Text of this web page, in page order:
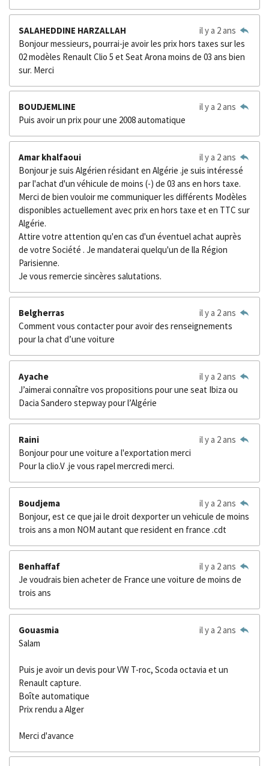
SALAHEDDINE HARZALLAH
il y a 2 ans
Bonjour messieurs, pourrai-je avoir les prix hors taxes sur les
02 modèles Renault Clio 5 et Seat Arona moins de 03 ans bien
sur. Merci
BOUDJEMLINE
il y a 2 ans
Puis avoir un prix pour une 2008 automatique
Amar khalfaoui
il y a 2 ans
Bonjour je suis Algérien résidant en Algérie .je suis intéressé
par l'achat d'un véhicule de moins (-) de 03 ans en hors taxe.
Merci de bien vouloir me communiquer les différents Modèles
disponibles actuellement avec prix en hors taxe et en TTC sur
Algérie.
Attire votre attention qu'en cas d'un éventuel achat auprès
de votre Société . Je mandaterai quelqu'un de lla Région
Parisienne.
Je vous remercie sincères salutations.
Belgherras
il y a 2 ans
Comment vous contacter pour avoir des renseignements
pour la chat d’une voiture
Ayache
il y a 2 ans
J’aimerai connaître vos propositions pour une seat Ibiza ou
Dacia Sandero stepway pour l’Algérie
Raini
il y a 2 ans
Bonjour pour une voiture a l'exportation merci
Pour la clio.V .je vous rapel mercredi merci.
Boudjema
il y a 2 ans
Bonjour, est ce que jai le droit dexporter un vehicule de moins
trois ans a mon NOM autant que resident en france .cdt
Benhaffaf
il y a 2 ans
Je voudrais bien acheter de France une voiture de moins de
trois ans
Gouasmia
il y a 2 ans
Salam
Puis je avoir un devis pour VW T-roc, Scoda octavia et un
Renault capture.
Boîte automatique
Prix rendu a Alger
Merci d'avance